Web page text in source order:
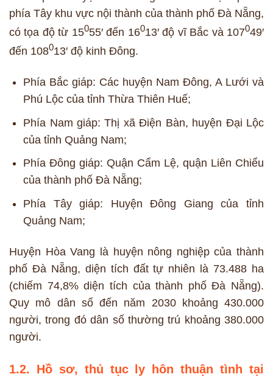
phía Tây khu vực nội thành của thành phố Đà Nẵng,
có tọa độ từ 15055′ đến 16013′ độ vĩ Bắc và 107049′
đến 108013′ độ kinh Đông.
Phía Bắc giáp: Các huyện Nam Đông, A Lưới và
Phú Lộc của tỉnh Thừa Thiên Huế;
Phía Nam giáp: Thị xã Điện Bàn, huyện Đại Lộc
của tỉnh Quảng Nam;
Phía Đông giáp: Quận Cẩm Lệ, quận Liên Chiểu
của thành phố Đà Nẵng;
Phía Tây giáp: Huyện Đông Giang của tỉnh
Quảng Nam;
Huyện Hòa Vang là huyện nông nghiệp của thành
phố Đà Nẵng, diện tích đất tự nhiên là 73.488 ha
(chiếm 74,8% diện tích của thành phố Đà Nẵng).
Quy mô dân số đến năm 2030 khoảng 430.000
người, trong đó dân số thường trú khoảng 380.000
người.
1.2. Hồ sơ, thủ tục ly hôn thuận tình tại